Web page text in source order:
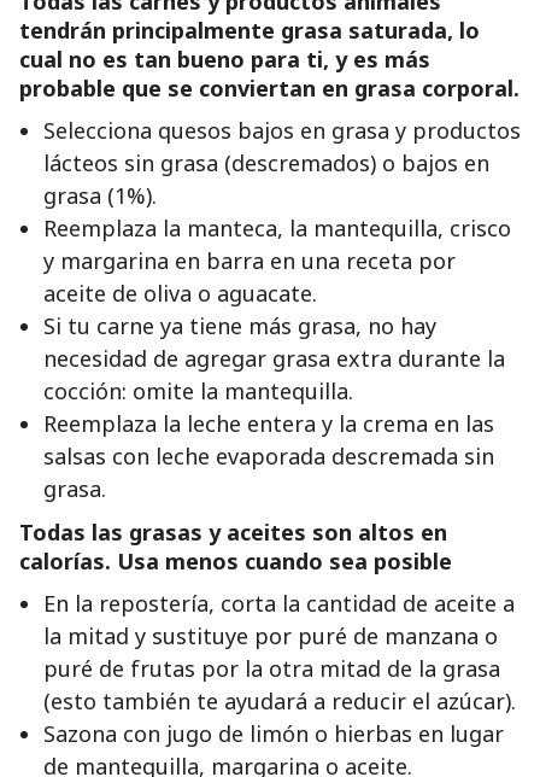
tendrán principalmente grasa saturada, lo
cual no es tan bueno para ti, y es más
probable que se conviertan en grasa corporal.
Selecciona quesos bajos en grasa y productos
lácteos sin grasa (descremados) o bajos en
grasa (1%).
Reemplaza la manteca, la mantequilla, crisco
y margarina en barra en una receta por
aceite de oliva o aguacate.
Si tu carne ya tiene más grasa, no hay
necesidad de agregar grasa extra durante la
cocción: omite la mantequilla.
Reemplaza la leche entera y la crema en las
salsas con leche evaporada descremada sin
grasa.
Todas las grasas y aceites son altos en
calorías. Usa menos cuando sea posible
En la repostería, corta la cantidad de aceite a
la mitad y sustituye por puré de manzana o
puré de frutas por la otra mitad de la grasa
(esto también te ayudará a reducir el azúcar).
Sazona con jugo de limón o hierbas en lugar
de mantequilla, margarina o aceite.